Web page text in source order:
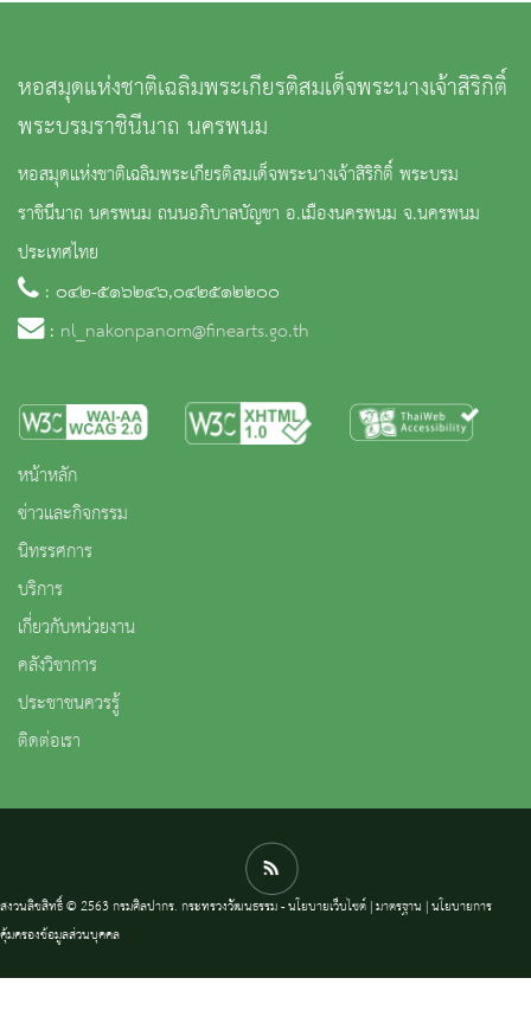
หอสมุดแห่งชาติเฉลิมพระเกียรติสมเด็จพระนางเจ้าสิริกิติ์
พระบรมราชินีนาถ นครพนม
หอสมุดแห่งชาติเฉลิมพระเกียรติสมเด็จพระนางเจ้าสิริกิติ์ พระบรม
ราชินีนาถ นครพนม ถนนอภิบาลบัญชา อ.เมืองนครพนม จ.นครพนม
ประเทศไทย
: ๐๔๒-๕๑๖๒๔๖,๐๔๒๕๑๒๒๐๐
: nl_nakonpanom@finearts.go.th
หน้าหลัก
ข่าวและกิจกรรม
นิทรรศการ
บริการ
เกี่ยวกับหน่วยงาน
คลังวิชาการ
ประชาชนควรรู้
ติดต่อเรา
สงวนลิขสิทธิ์ © 2563 กรมศิลปากร. กระทรวงวัฒนธรรม -นโยบายเว็บไซต์|มาตรฐาน |นโยบายการ
คุ้มครองข้อมูลส่วนบุคคล